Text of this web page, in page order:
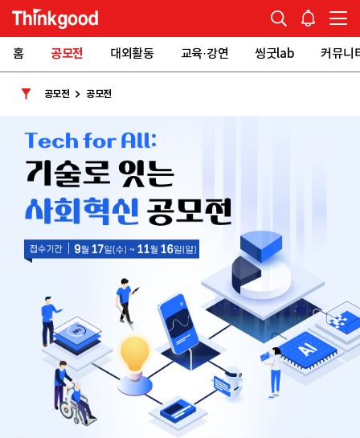
홈 공모전 대외활동 교육·강연 씽굿lab 커뮤니
공모전 공모전